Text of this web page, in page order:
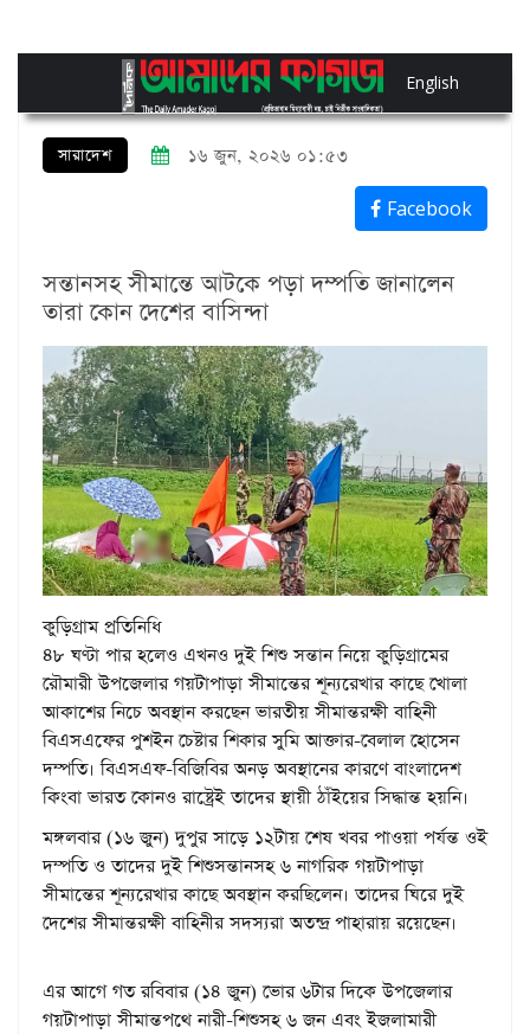
English
সারাদেশ ১৬ জুন, ২০২৬ ০১:৫৩
Facebook
সন্তানসহ সীমান্তে আটকে পড়া দম্পতি জানালেন
তারা কোন দেশের বাসিন্দা
কুড়িগ্রাম প্রতিনিধি
৪৮ ঘণ্টা পার হলেও এখনও দুই শিশু সন্তান নিয়ে কুড়িগ্রামের
রৌমারী উপজেলার গয়টাপাড়া সীমান্তের শূন্যরেখার কাছে খোলা
আকাশের নিচে অবস্থান করছেন ভারতীয় সীমান্তরক্ষী বাহিনী
বিএসএফের পুশইন চেষ্টার শিকার সুমি আক্তার-বেলাল হোসেন
দম্পতি। বিএসএফ-বিজিবির অনড় অবস্থানের কারণে বাংলাদেশ
কিংবা ভারত কোনও রাষ্ট্রেই তাদের স্থায়ী ঠাঁইয়ের সিদ্ধান্ত হয়নি।
মঙ্গলবার (১৬ জুন) দুপুর সাড়ে ১২টায় শেষ খবর পাওয়া পর্যন্ত ওই
দম্পতি ও তাদের দুই শিশুসন্তানসহ ৬ নাগরিক গয়টাপাড়া
সীমান্তের শূন্যরেখার কাছে অবস্থান করছিলেন। তাদের ঘিরে দুই
দেশের সীমান্তরক্ষী বাহিনীর সদস্যরা অতন্দ্র পাহারায় রয়েছেন।
এর আগে গত রবিবার (১৪ জুন) ভোর ৬টার দিকে উপজেলার
গয়টাপাড়া সীমান্তপথে নারী-শিশুসহ ৬ জন এবং ইজলামারী